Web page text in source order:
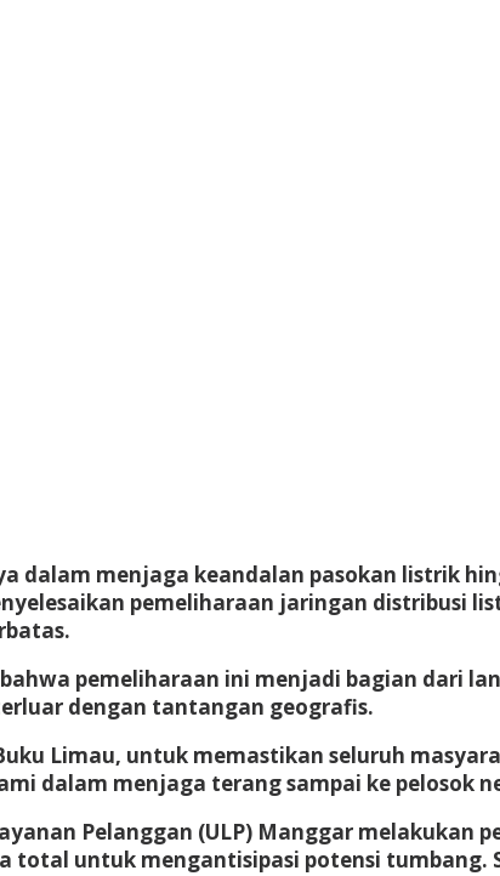
dalam menjaga keandalan pasokan listrik
pemeliharaan jaringan distribusi
pemeliharaan ini menjadi bagian dari
dengan tantangan geografis.
Limau, untuk memastikan seluruh
dalam menjaga terang sampai ke pelosok
Pelanggan (ULP) Manggar melakukan
total untuk mengantisipasi potensi